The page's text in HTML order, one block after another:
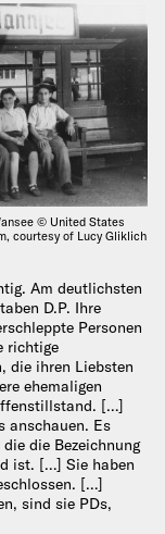
© United States
courtesy of Lucy Gliklich
Am deutlichsten
D.P. Ihre
Personen
richtige
die ihren Liebsten
ehemaligen
[…]
anschauen. Es
die Bezeichnung
ist. […] Sie haben
[…]
sind sie PDs,